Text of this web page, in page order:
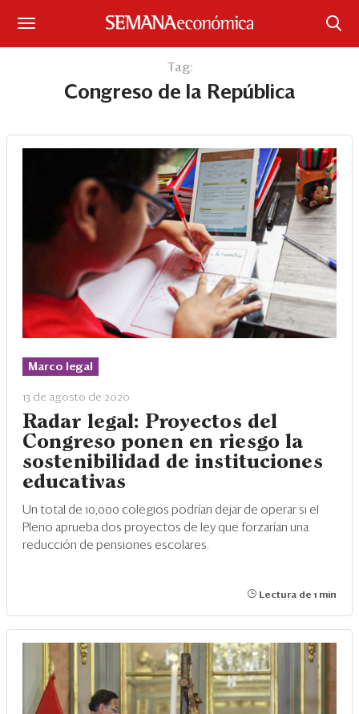
Iniciar sesión
Portada
¿Qué está pasando?
Sectores y Empresas
Economía y Finanzas
Legal y Política
Eventos
Blogs
Ranking CEO
Edición Impresa
Tag:
Congreso de la República
Marco legal
13 de agosto de 2020
Radar legal: Proyectos del
Congreso ponen en riesgo la
sostenibilidad de instituciones
educativas
Un total de 10,000 colegios podrían dejar de operar si el
Pleno aprueba dos proyectos de ley que forzarían una
reducción de pensiones escolares.
Lectura de 1 min